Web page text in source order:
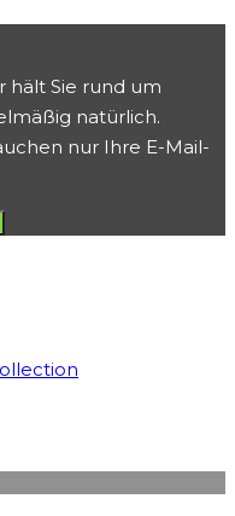
hält Sie rund um
natürlich.
nur Ihre E-Mail-